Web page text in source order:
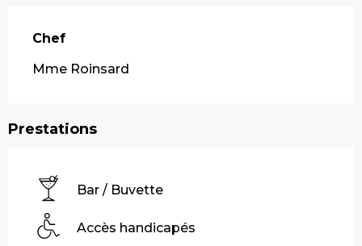
Chef
Chef
Mme Roinsard
Prestations
Bar / Buvette
Accès handicapés